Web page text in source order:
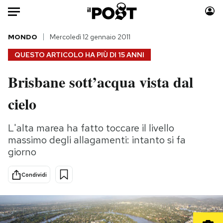
Auto
HOME
Italia
Politica
Tecnologia
Internet
Scienza
Cultura
Economia
Moda
Storie/Idee
Ok Boomer!
Mondiali calcio 2026
QUESTO ARTICOLO HA PIÙ DI 15 ANNI
MONDO Mercoledì 12 gennaio 2011
Brisbane sott’acqua vista dal
cielo
L'alta marea ha fatto toccare il livello
massimo degli allagamenti: intanto si fa
giorno
Condividi